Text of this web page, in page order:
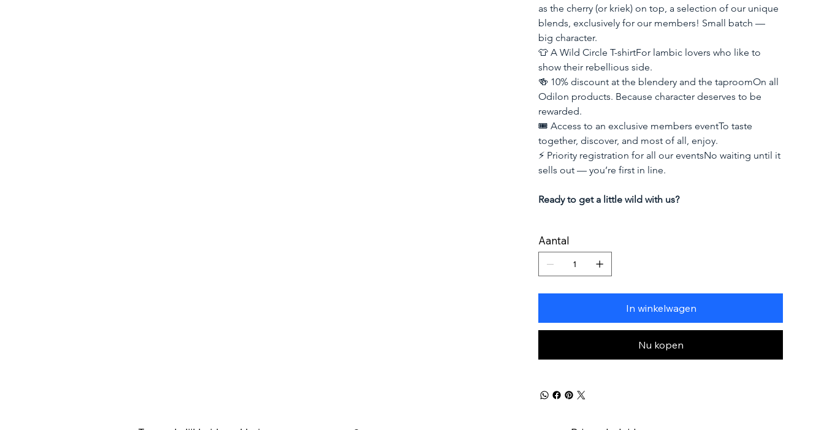
as the cherry (or kriek) on top, a selection of our unique
blends, exclusively for our members! Small batch —
big character.
👕 A Wild Circle T-shirtFor lambic lovers who like to
show their rebellious side.
🍻 10% discount at the blendery and the taproomOn all
Odilon products. Because character deserves to be
rewarded.
🎟 Access to an exclusive members eventTo taste
together, discover, and most of all, enjoy.
⚡ Priority registration for all our eventsNo waiting until it
sells out — you’re first in line.
Ready to get a little wild with us?
Aantal
In winkelwagen
Nu kopen